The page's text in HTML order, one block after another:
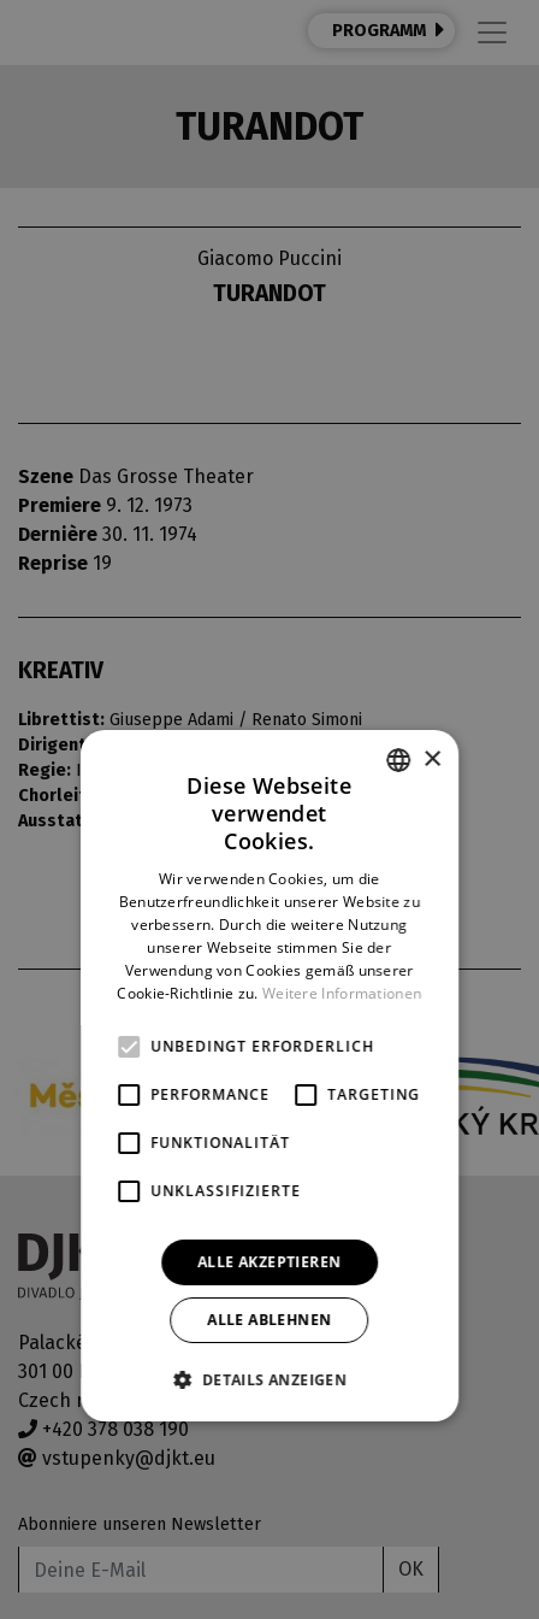
PROGRAMM
TURANDOT
Giacomo Puccini
TURANDOT
Szene Das Grosse Theater
Premiere 9. 12. 1973
Dernière 30. 11. 1974
Reprise 19
KREATIV
Librettist: Giuseppe Adami / Renato Simoni
Dirigent:
Regie: Inge Švandová-Koutecká
Chorleiter:
Bedřich Macenauer
Ausstattung:
Vlastimil Koutecký
THEATERPARTNER
Palackého náměstí 30
301 00 Plzeň
Czech republic
+420 378 038 190
vstupenky@djkt.eu
Abonniere unseren Newsletter
OK
GERMAN
×
Diese Webseite
verwendet
Cookies.
Wir verwenden Cookies, um die
Benutzerfreundlichkeit unserer Website zu
verbessern. Durch die weitere Nutzung
unserer Webseite stimmen Sie der
Verwendung von Cookies gemäß unserer
Cookie-Richtlinie zu. Weitere Informationen
UNBEDINGT ERFORDERLICH
PERFORMANCE TARGETING
FUNKTIONALITÄT
UNKLASSIFIZIERTE
ALLE AKZEPTIEREN
ALLE ABLEHNEN
DETAILS ANZEIGEN